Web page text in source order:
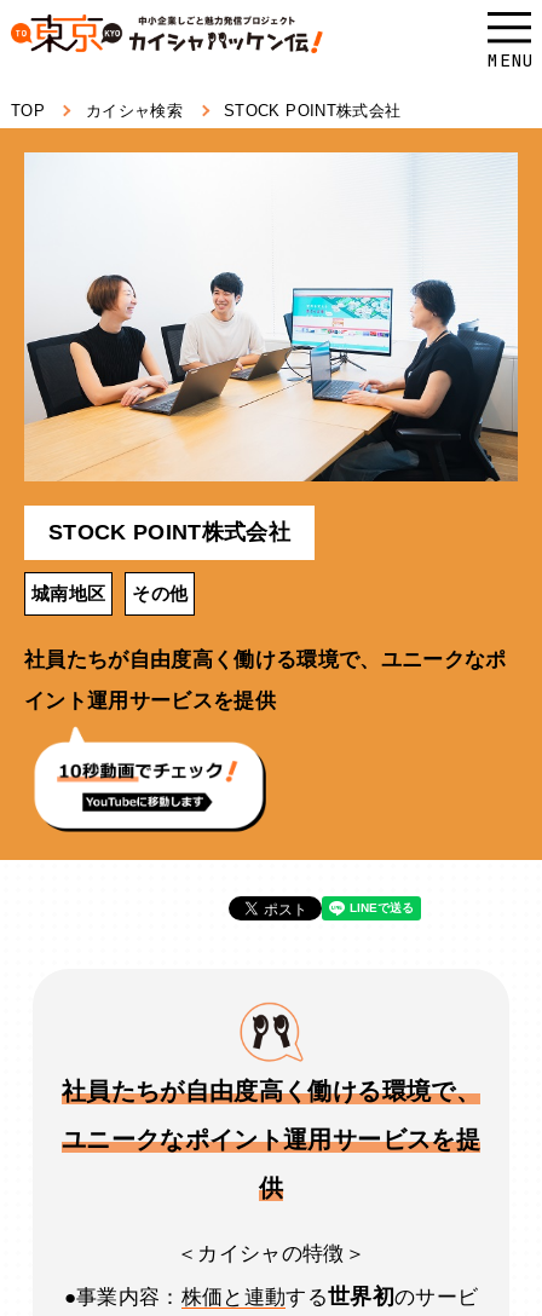
本
ス
す。
MENU
TOP カイシャ検索 STOCK POINT株式会社
STOCK POINT株式会社
城南地区 その他
社員たちが自由度高く働ける環境で、ユニークなポ
イント運用サービスを提供
社員たちが自由度高く働ける環境で、
ユニークなポイント運用サービスを提
供
＜カイシャの特徴＞
●事業内容： 株価と連動する世界初のサービ